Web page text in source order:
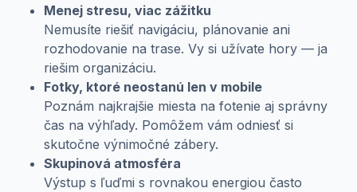
Menej stresu, viac zážitku
Nemusíte riešiť navigáciu, plánovanie ani
rozhodovanie na trase. Vy si užívate hory — ja
riešim organizáciu.
Fotky, ktoré neostanú len v mobile
Poznám najkrajšie miesta na fotenie aj správny
čas na výhľady. Pomôžem vám odniesť si
skutočne výnimočné zábery.
Skupinová atmosféra
Výstup s ľuďmi s rovnakou energiou často